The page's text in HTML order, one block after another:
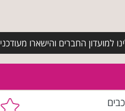
למועדון החברים והישארו